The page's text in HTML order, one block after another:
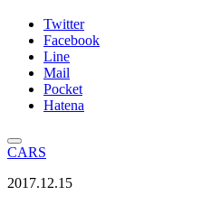
Twitter
Facebook
Line
Mail
Pocket
Hatena
CARS
2017.12.15